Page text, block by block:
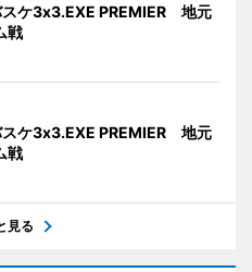
スケ3x3.EXE PREMIER 地元
戦
スケ3x3.EXE PREMIER 地元
戦
見る